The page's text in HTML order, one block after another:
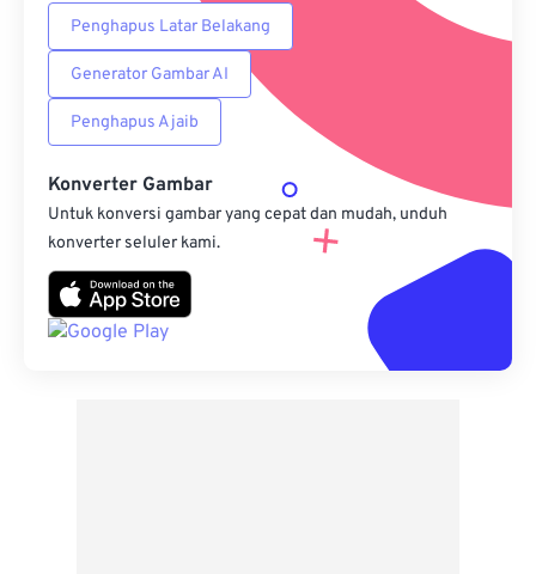
Penghapus Latar Belakang
Generator Gambar AI
Penghapus Ajaib
Konverter Gambar
Untuk konversi gambar yang cepat dan mudah, unduh
konverter seluler kami.